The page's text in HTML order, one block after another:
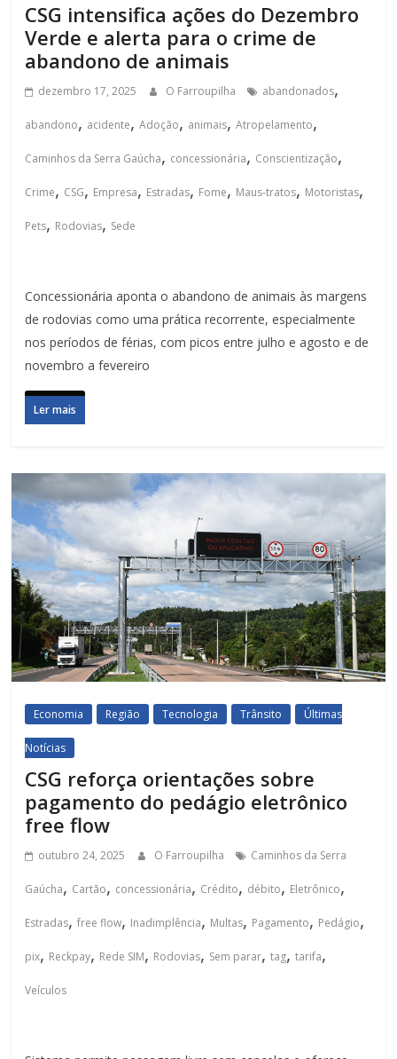
CSG intensifica ações do Dezembro
Verde e alerta para o crime de
abandono de animais
dezembro 17, 2025 O Farroupilha abandonados,
abandono, acidente,Adoção, animais,Atropelamento,
Caminhos da Serra Gaúcha, concessionária, Conscientização,
Crime, CSG, Empresa, Estradas, Fome, Maus-tratos, Motoristas,
Pets, Rodovias, Sede
Concessionária aponta o abandono de animais às margens
de rodovias como uma prática recorrente, especialmente
nos períodos de férias, com picos entre julho e agosto e de
novembro a fevereiro
Ler mais
Economia Região Tecnologia Trânsito Últimas
Notícias
CSG reforça orientações sobre
pagamento do pedágio eletrônico
free flow
outubro 24, 2025 O Farroupilha Caminhos da Serra
Gaúcha, Cartão, concessionária, Crédito, débito, Eletrônico,
Estradas,free flow, Inadimplência, Multas, Pagamento, Pedágio,
pix, Reckpay, Rede SIM, Rodovias, Sem parar,tag,tarifa,
Veículos